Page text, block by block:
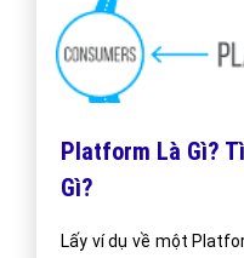
Platform Là Gì?
Gì?
Lấy ví dụ về một